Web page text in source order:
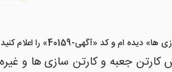
کد «آگهی-40159» را اعلام کنید»
جعبه و کارتن سازی ها و